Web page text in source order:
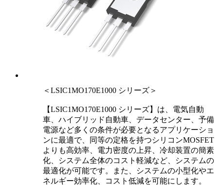
＜LSIC1MO170E1000 シリーズ＞
【LSIC1MO170E1000 シリーズ】は、電気自動
車、ハイブリッド自動車、データセンター、予備
電源など多くの条件が必要となるアプリケーショ
ンに最適で、同等の定格を持つシリコンMOSFET
よりも高効率、電力密度の上昇、冷却装置の簡素
化、システム全体のコスト軽減など、システムの
最適化が可能です。また、システムの小型化やエ
ネルギー効率化、コスト低減を可能にします。